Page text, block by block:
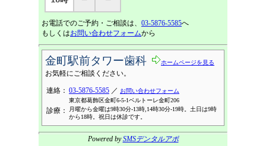
お電話でのご予約・ご相談は、 03-5876-5585へ
もしくはお問い合わせフォームから
金町駅前タワー歯科 ホームページを見る
お気軽にご相談ください。
連絡： 03-5876-5585 ／ お問い合わせフォーム
東京都葛飾区金町6-5-1ベルトーレ金町206
診療：
月曜から金曜は9時30分-13時,14時30分-19時。土日は9時
から18時。祝日は休診です。
Powered bySMSデンタルアポ